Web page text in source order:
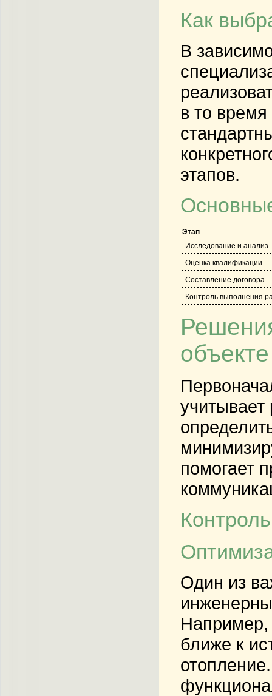
Как
В
в то
этапов.
Этап
Исследование и анализ
Оценка квалификации
Составление договора
Контроль выполнения
объекте
помогает
Один из
Например,
ближе к